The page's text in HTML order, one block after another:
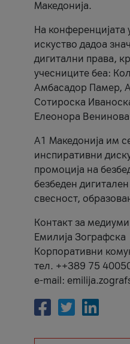
Македонија.
На конференцијата
искуство дадоа
дигитални права,
учесниците беа:
Амбасадор Памер,
Сотироска
Елеонора
А1 Македонија им
инспиративни
промоција на
безбеден
свесност,
Контакт за
Емилија Зографска
Корпоративни
тел. ++389 75
e-mail: